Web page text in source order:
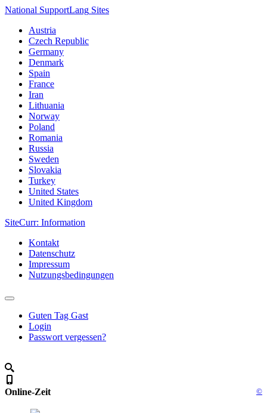
National SupportLang Sites
Austria
Czech Republic
Germany
Denmark
Spain
France
Iran
Lithuania
Norway
Poland
Romania
Russia
Sweden
Slovakia
Turkey
United States
United Kingdom
SiteCurr: Information
Kontakt
Datenschutz
Impressum
Nutzungsbedingungen
Guten Tag Gast
Login
Passwort vergessen?
Online-Zeit ©